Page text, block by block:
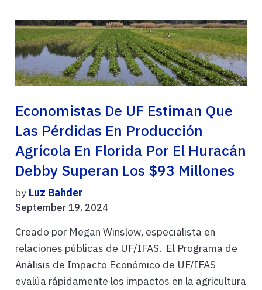
Economistas De UF Estiman Que
Las Pérdidas En Producción
Agrícola En Florida Por El Huracán
Debby Superan Los $93 Millones
by Luz Bahder
September 19, 2024
Creado por Megan Winslow, especialista en
relaciones públicas de UF/IFAS. El Programa de
Análisis de Impacto Económico de UF/IFAS
evalúa rápidamente los impactos en la agricultura